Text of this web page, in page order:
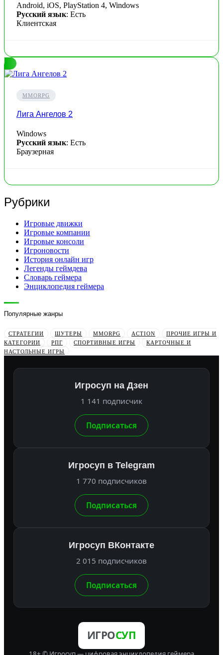
Android, iOS, PlayStation 4, Windows
Русский язык: Есть
Клиентская
MMORPG
Лига Ангелов 2
Windows
Русский язык: Есть
Браузерная
Рубрики
Игровые движки
Игровые компании
Игровые консоли
Игроновости
История онлайн игр
Легенды геймдева
Словарь геймера
Энциклопедия геймера
Популярные жанры
СТРАТЕГИИ ШУТЕРЫ MMORPG ACTION
ПРОЧИЕ ИГРЫ И
КАТЕГОРИИ
РПГ СПОРТИВНЫЕ ИГРЫ
КАРТОЧНЫЕ И
НАСТОЛЬНЫЕ ИГРЫ
Игросуп на Дзен
1 141 подписчик
Подписаться
Игросуп в Telegram
1 770 подписчиков
Подписаться
Игросуп ВКонтакте
2 015 подписчиков
Подписаться
ИГРОСУП